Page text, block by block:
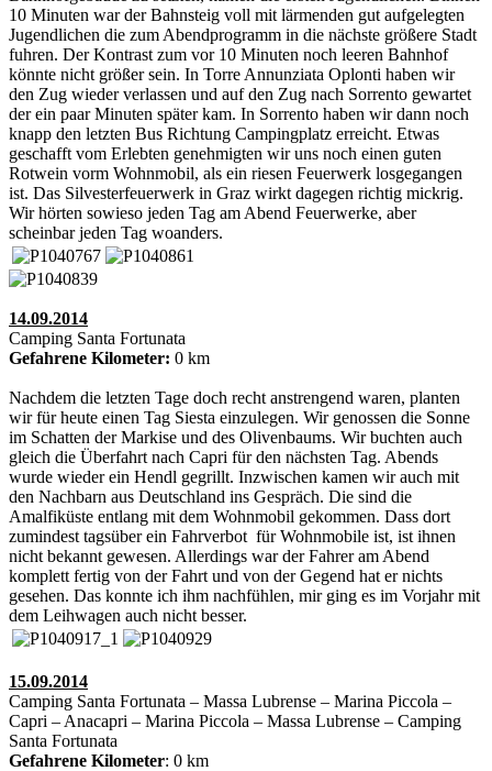
10 Minuten war der Bahnsteig voll mit lärmenden gut aufgelegten
Jugendlichen die zum Abendprogramm in die nächste größere Stadt
fuhren. Der Kontrast zum vor 10 Minuten noch leeren Bahnhof
könnte nicht größer sein. In Torre Annunziata Oplonti haben wir
den Zug wieder verlassen und auf den Zug nach Sorrento gewartet
der ein paar Minuten später kam. In Sorrento haben wir dann noch
knapp den letzten Bus Richtung Campingplatz erreicht. Etwas
geschafft vom Erlebten genehmigten wir uns noch einen guten
Rotwein vorm Wohnmobil, als ein riesen Feuerwerk losgegangen
ist. Das Silvesterfeuerwerk in Graz wirkt dagegen richtig mickrig.
Wir hörten sowieso jeden Tag am Abend Feuerwerke, aber
scheinbar jeden Tag woanders.
14.09.2014
Camping Santa Fortunata
Gefahrene Kilometer: 0 km
Nachdem die letzten Tage doch recht anstrengend waren, planten
wir für heute einen Tag Siesta einzulegen. Wir genossen die Sonne
im Schatten der Markise und des Olivenbaums. Wir buchten auch
gleich die Überfahrt nach Capri für den nächsten Tag. Abends
wurde wieder ein Hendl gegrillt. Inzwischen kamen wir auch mit
den Nachbarn aus Deutschland ins Gespräch. Die sind die
Amalfiküste entlang mit dem Wohnmobil gekommen. Dass dort
zumindest tagsüber ein Fahrverbot für Wohnmobile ist, ist ihnen
nicht bekannt gewesen. Allerdings war der Fahrer am Abend
komplett fertig von der Fahrt und von der Gegend hat er nichts
gesehen. Das konnte ich ihm nachfühlen, mir ging es im Vorjahr mit
dem Leihwagen auch nicht besser.
15.09.2014
Camping Santa Fortunata – Massa Lubrense – Marina Piccola –
Capri – Anacapri – Marina Piccola – Massa Lubrense – Camping
Santa Fortunata
Gefahrene Kilometer: 0 km